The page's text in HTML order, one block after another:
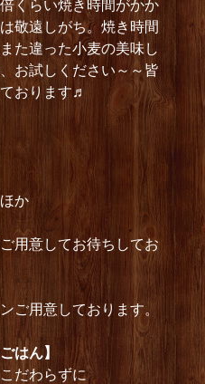
くらい焼き時間がかか
敬遠しがち。焼き時間
た違った小麦の美味し
お試しください～～皆
ております♬
か
用意してお待ちしてお
ご用意しております。
はん】
だわらずに